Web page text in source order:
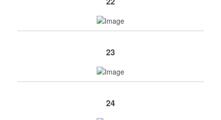
23
24